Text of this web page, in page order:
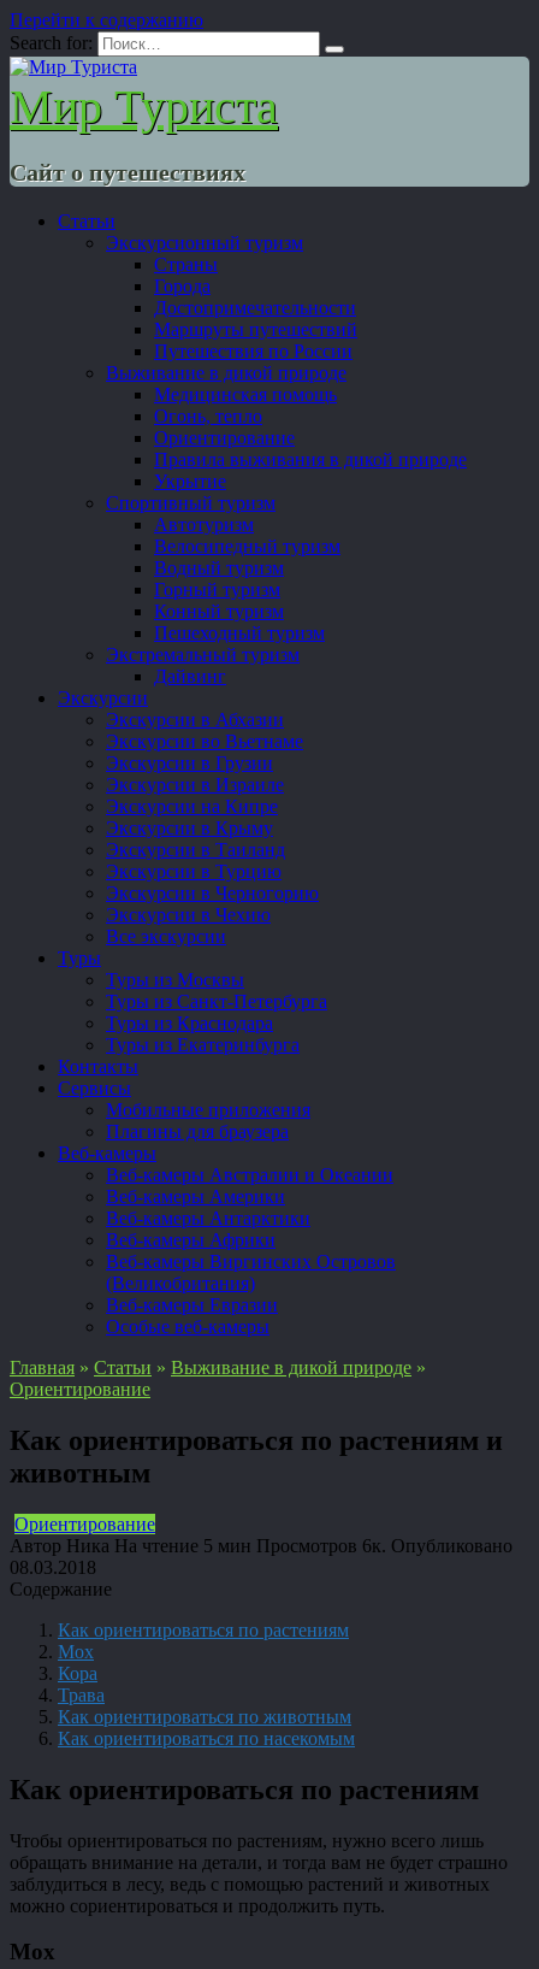
Перейти к содержанию
Search for:
Мир Туриста
Сайт о путешествиях
Статьи
Экскурсионный туризм
Страны
Города
Достопримечательности
Маршруты путешествий
Путешествия по России
Выживание в дикой природе
Медицинская помощь
Огонь, тепло
Ориентирование
Правила выживания в дикой природе
Укрытие
Спортивный туризм
Автотуризм
Велосипедный туризм
Водный туризм
Горный туризм
Конный туризм
Пешеходный туризм
Экстремальный туризм
Дайвинг
Экскурсии
Экскурсии в Абхазии
Экскурсии во Вьетнаме
Экскурсии в Грузии
Экскурсии в Израиле
Экскурсии на Кипре
Экскурсии в Крыму
Экскурсии в Таиланд
Экскурсии в Турцию
Экскурсии в Черногорию
Экскурсии в Чехию
Все экскурсии
Туры
Туры из Москвы
Туры из Санкт-Петербурга
Туры из Краснодара
Туры из Екатеринбурга
Контакты
Сервисы
Мобильные приложения
Плагины для браузера
Веб-камеры
Веб-камеры Австралии и Океании
Веб-камеры Америки
Веб-камеры Антарктики
Веб-камеры Африки
Веб-камеры Виргинских Островов
(Великобритания)
Веб-камеры Евразии
Особые веб-камеры
Главная » Статьи » Выживание в дикой природе »
Ориентирование
Как ориентироваться по растениям и
животным
Ориентирование
Автор Ника На чтение 5 мин Просмотров 6к. Опубликовано
08.03.2018
Содержание
Как ориентироваться по растениям
Мох
Кора
Трава
Как ориентироваться по животным
Как ориентироваться по насекомым
Как ориентироваться по растениям
Чтобы ориентироваться по растениям, нужно всего лишь
обращать внимание на детали, и тогда вам не будет страшно
заблудиться в лесу, ведь с помощью растений и животных
можно сориентироваться и продолжить путь.
Мох